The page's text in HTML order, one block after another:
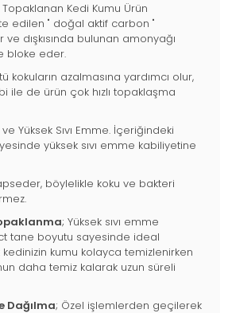
Kedi Kumu Ürün
edilen " doğal aktif carbon "
dışkısında bulunan amonyağı
bloke eder.
kokuların azalmasına yardımcı olur,
ile de ürün çok hızlı topaklaşma
Yüksek Sıvı Emme. İçeriğindeki
yüksek sıvı emme kabiliyetine
böylelikle koku ve bakteri
; Yüksek sıvı emme
tane boyutu sayesinde ideal
kumu kolayca temizlenirken
daha temiz kalarak uzun süreli
Dağılma; Özel işlemlerden geçilerek